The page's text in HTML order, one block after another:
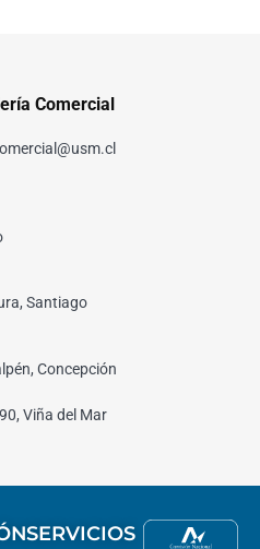
Comercial
Santiago
Concepción
Viña del Mar
SERVICIOS